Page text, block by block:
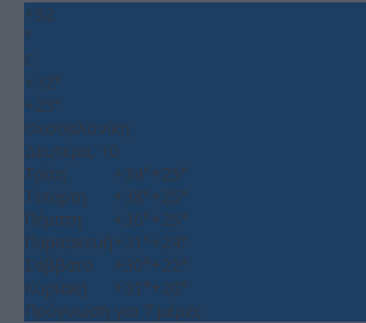
+32
°
C
+32°
+25°
Θεσσαλονίκη
Δευτέρα, 10
Τρίτη
+34°+25°
Τετάρτη
+38°+25°
Πέμπτη
+36°+25°
Παρασκευή+31°+24°
Σάββατο
+30°+22°
Κυριακή
+31°+20°
Πρόγνωση για 7 μέρες